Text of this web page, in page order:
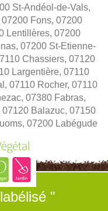
St-Andéol-de-Vals,
Fons, 07200
Lentillères, 07200
07200 St-Etienne-
Chassiers, 07120
Largentière, 07110
07110 Rocher, 07110
07380 Fabras,
Balazuc, 07150
07200 Labégude
"